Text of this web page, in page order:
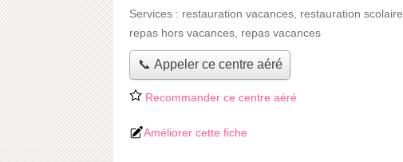
Services : restauration vacances restauration scolaire
repas hors vacances repas vacances
📞 Appeler ce centre aéré
Recommander ce centre aéré
Améliorer cette fiche